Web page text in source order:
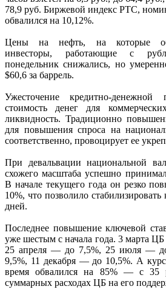
78,9 руб. Биржевой индекс РТС,
обвалился на 10,12%.
Цены на нефть, на которые
инвесторы, работающие с
понедельник снижались, но
$60,6 за баррель.
Ужесточение кредитно-денежной
стоимость денег для
ликвидность. Традиционно
для повышения спроса на
соответственно, провоцирует ее
При девальвации национальной
схожего масштаба успешно
В начале текущего года он резко
10%, что позволило
дней.
Последнее повышение ключевой
уже шестым с начала года. 3 марта ЦБ
25 апреля — до 7,5%, 25 июля —
9,5%, 11 декабря — до 10,5%. А курс
время обвалился на 85% — с 35
суммарных расходах ЦБ на его